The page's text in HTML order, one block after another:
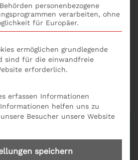
auf Dauer gesichert
Erfolg fordert eine
der eigenen Stärken und
Produkte und
und Kundengruppen,
zu führen ist. Wie wird der
ermittelt? online
einfach mit dem
und der Produkt Nr. C06.
personenbezogene
verarbeiten, ohne
für Europäer.
der Service-Gruppen, für die
ermöglichen grundlegende
sind für die einwandfreie
erforderlich.
erfassen Informationen
helfen uns zu
Besucher unsere Website
speichern